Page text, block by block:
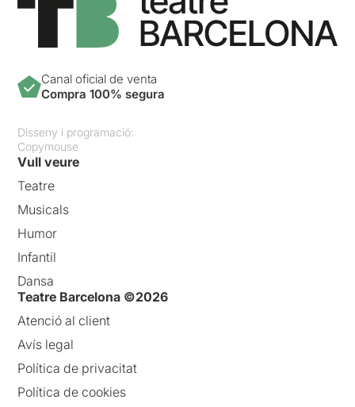
Canal oficial de venta
Compra 100% segura
Disseny i programació:
Copymouse
Vull veure
Teatre
Musicals
Humor
Infantil
Dansa
Teatre Barcelona ©2026
Atenció al client
Avís legal
Política de privacitat
Política de cookies